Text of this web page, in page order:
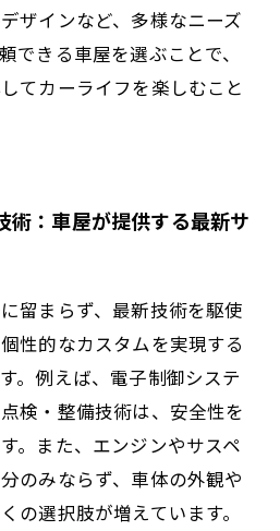
ザインなど、多様なニーズ
できる車屋を選ぶことで、
てカーライフを楽しむこと
術：車屋が提供する最新サ
留まらず、最新技術を駆使
性的なカスタムを実現する
。例えば、電子制御システ
検・整備技術は、安全性を
。また、エンジンやサスペ
のみならず、車体の外観や
の選択肢が増えています。